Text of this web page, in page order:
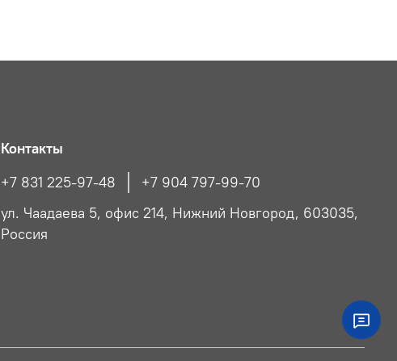
Контакты
+7 831 225-97-48
+7 904 797-99-70
ул. Чаадаева 5, офис 214, Нижний Новгород, 603035,
Россия